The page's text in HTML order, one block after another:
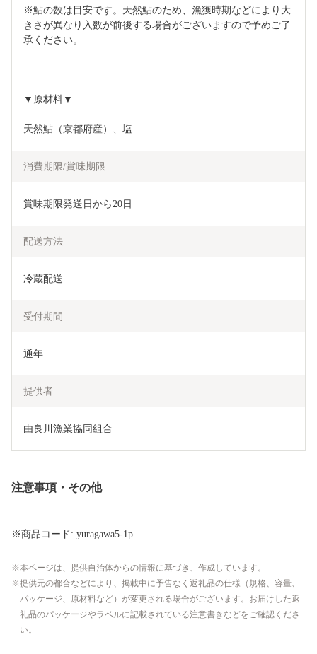
※鮎の数は目安です。天然鮎のため、漁獲時期などにより大
きさが異なり入数が前後する場合がございますので予めご了
承ください。
▼原材料▼
天然鮎（京都府産）、塩
消費期限/賞味期限
賞味期限発送日から20日
配送方法
冷蔵配送
受付期間
通年
提供者
由良川漁業協同組合
注意事項・その他
※商品コード: yuragawa5-1p
本ページは、提供自治体からの情報に基づき、作成しています。
提供元の都合などにより、掲載中に予告なく返礼品の仕様（規格、容量、
パッケージ、原材料など）が変更される場合がございます。お届けした返
礼品のパッケージやラベルに記載されている注意書きなどをご確認くださ
い。